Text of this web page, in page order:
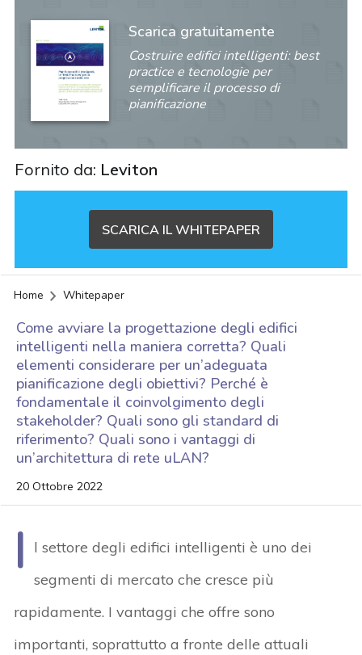
Scarica gratuitamente
Costruire edifici intelligenti: best
practice e tecnologie per
semplificare il processo di
pianificazione
Fornito da: Leviton
SCARICA IL WHITEPAPER
Home Whitepaper
Come avviare la progettazione degli edifici
intelligenti nella maniera corretta? Quali
elementi considerare per un’adeguata
pianificazione degli obiettivi? Perché è
fondamentale il coinvolgimento degli
stakeholder? Quali sono gli standard di
riferimento? Quali sono i vantaggi di
un’architettura di rete uLAN?
20 Ottobre 2022
I
l settore degli edifici intelligenti è uno dei
segmenti di mercato che cresce più
rapidamente. I vantaggi che offre sono
importanti, soprattutto a fronte delle attuali